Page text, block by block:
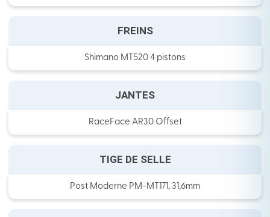
FREINS
Shimano MT520 4 pistons
JANTES
RaceFace AR30 Offset
TIGE DE SELLE
Post Moderne PM-MT171, 31,6mm